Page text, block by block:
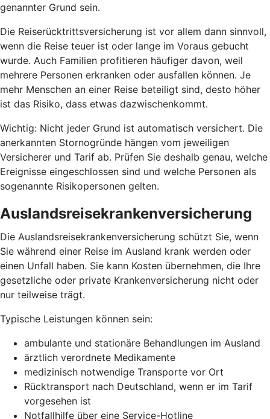
genannter Grund sein.
Die Reiserücktrittsversicherung ist vor allem dann sinnvoll,
wenn die Reise teuer ist oder lange im Voraus gebucht
wurde. Auch Familien profitieren häufiger davon, weil
mehrere Personen erkranken oder ausfallen können. Je
mehr Menschen an einer Reise beteiligt sind, desto höher
ist das Risiko, dass etwas dazwischenkommt.
Wichtig: Nicht jeder Grund ist automatisch versichert. Die
anerkannten Stornogründe hängen vom jeweiligen
Versicherer und Tarif ab. Prüfen Sie deshalb genau, welche
Ereignisse eingeschlossen sind und welche Personen als
sogenannte Risikopersonen gelten.
Auslandsreisekrankenversicherung
Die Auslandsreisekrankenversicherung schützt Sie, wenn
Sie während einer Reise im Ausland krank werden oder
einen Unfall haben. Sie kann Kosten übernehmen, die Ihre
gesetzliche oder private Krankenversicherung nicht oder
nur teilweise trägt.
Typische Leistungen können sein:
ambulante und stationäre Behandlungen im Ausland
ärztlich verordnete Medikamente
medizinisch notwendige Transporte vor Ort
Rücktransport nach Deutschland, wenn er im Tarif
vorgesehen ist
Notfallhilfe über eine Service-Hotline